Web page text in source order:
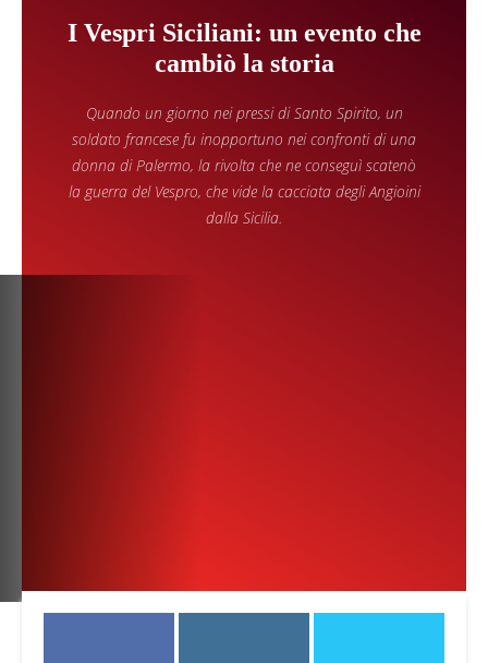
I Vespri Siciliani: un evento che
cambiò la storia
Quando un giorno nei pressi di Santo Spirito, un
soldato francese fu inopportuno nei confronti di una
donna di Palermo, la rivolta che ne conseguì scatenò
la guerra del Vespro, che vide la cacciata degli Angioini
dalla Sicilia.